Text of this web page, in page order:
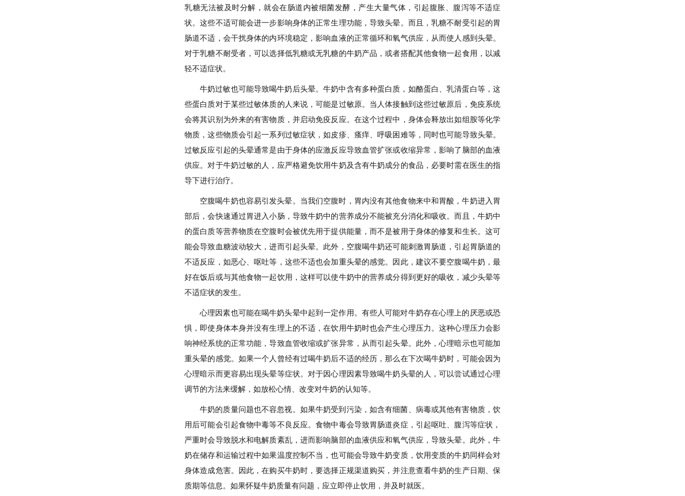
乳糖无法被及时分解，就会在肠道内被细菌发酵，产生大量气体，引起腹胀、腹泻等不适症
状。这些不适可能会进一步影响身体的正常生理功能，导致头晕。而且，乳糖不耐受引起的胃
肠道不适，会干扰身体的内环境稳定，影响血液的正常循环和氧气供应，从而使人感到头晕。
对于乳糖不耐受者，可以选择低乳糖或无乳糖的牛奶产品，或者搭配其他食物一起食用，以减
轻不适症状。
牛奶过敏也可能导致喝牛奶后头晕。牛奶中含有多种蛋白质，如酪蛋白、乳清蛋白等，这
些蛋白质对于某些过敏体质的人来说，可能是过敏原。当人体接触到这些过敏原后，免疫系统
会将其识别为外来的有害物质，并启动免疫反应。在这个过程中，身体会释放出如组胺等化学
物质，这些物质会引起一系列过敏症状，如皮疹、瘙痒、呼吸困难等，同时也可能导致头晕。
过敏反应引起的头晕通常是由于身体的应激反应导致血管扩张或收缩异常，影响了脑部的血液
供应。对于牛奶过敏的人，应严格避免饮用牛奶及含有牛奶成分的食品，必要时需在医生的指
导下进行治疗。
空腹喝牛奶也容易引发头晕。当我们空腹时，胃内没有其他食物来中和胃酸，牛奶进入胃
部后，会快速通过胃进入小肠，导致牛奶中的营养成分不能被充分消化和吸收。而且，牛奶中
的蛋白质等营养物质在空腹时会被优先用于提供能量，而不是被用于身体的修复和生长。这可
能会导致血糖波动较大，进而引起头晕。此外，空腹喝牛奶还可能刺激胃肠道，引起胃肠道的
不适反应，如恶心、呕吐等，这些不适也会加重头晕的感觉。因此，建议不要空腹喝牛奶，最
好在饭后或与其他食物一起饮用，这样可以使牛奶中的营养成分得到更好的吸收，减少头晕等
不适症状的发生。
心理因素也可能在喝牛奶头晕中起到一定作用。有些人可能对牛奶存在心理上的厌恶或恐
惧，即使身体本身并没有生理上的不适，在饮用牛奶时也会产生心理压力。这种心理压力会影
响神经系统的正常功能，导致血管收缩或扩张异常，从而引起头晕。此外，心理暗示也可能加
重头晕的感觉。如果一个人曾经有过喝牛奶后不适的经历，那么在下次喝牛奶时，可能会因为
心理暗示而更容易出现头晕等症状。对于因心理因素导致喝牛奶头晕的人，可以尝试通过心理
调节的方法来缓解，如放松心情、改变对牛奶的认知等。
牛奶的质量问题也不容忽视。如果牛奶受到污染，如含有细菌、病毒或其他有害物质，饮
用后可能会引起食物中毒等不良反应。食物中毒会导致胃肠道炎症，引起呕吐、腹泻等症状，
严重时会导致脱水和电解质紊乱，进而影响脑部的血液供应和氧气供应，导致头晕。此外，牛
奶在储存和运输过程中如果温度控制不当，也可能会导致牛奶变质，饮用变质的牛奶同样会对
身体造成危害。因此，在购买牛奶时，要选择正规渠道购买，并注意查看牛奶的生产日期、保
质期等信息。如果怀疑牛奶质量有问题，应立即停止饮用，并及时就医。